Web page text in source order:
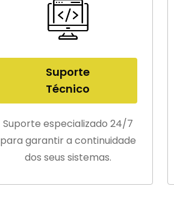
Suporte
Técnico
Suporte especializado 24/7
para garantir a continuidade
dos seus sistemas.